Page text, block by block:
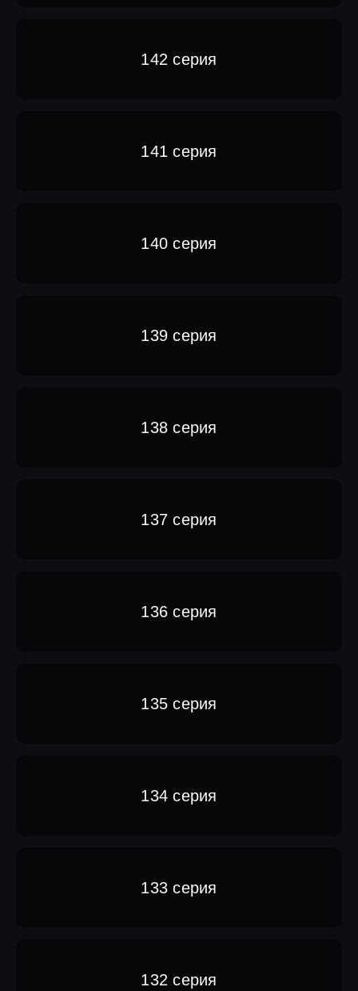
142 серия
141 серия
140 серия
139 серия
138 серия
137 серия
136 серия
135 серия
134 серия
133 серия
132 серия